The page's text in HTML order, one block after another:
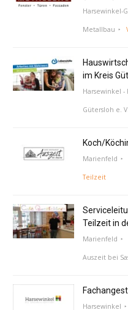
Harsewinkel-
Metallbau
im Kreis
Harsewinkel -
Gütersloh e. V.
Koch/
Marienfeld
Teilzeit
Teilzeit in
Marienfeld
Auszeit bei
Harsewinkel